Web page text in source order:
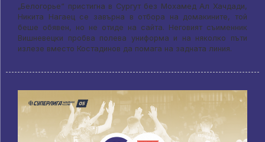
„Белогорье“ пристигна в Сургут без Мохамед Ал Хачдади,
Никита Нагаец се завърна в отбора на домакините, той
беше обявен, но не отиде на сайта. Неговият съименник
Вишневецки пробва полева униформа и на няколко пъти
излезе вместо Костадинов да помага на задната линия.